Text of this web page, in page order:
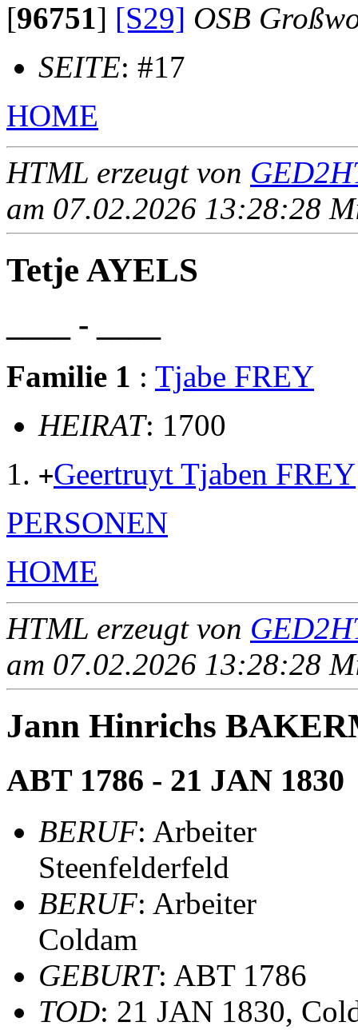
[96751] [S29] OSB
SEITE: #17
HOME
HTML erzeugt von
am 07.02.2026 13:28:28
Tetje AYELS
____ - ____
Familie 1 : Tjabe FREY
HEIRAT: 1700
+Geertruyt Tjaben FREY
PERSONEN
HOME
HTML erzeugt von
am 07.02.2026 13:28:28
Jann Hinrichs
ABT 1786 - 21 JAN 1830
BERUF: Arbeiter
Steenfelderfeld
BERUF: Arbeiter
Coldam
GEBURT: ABT 1786
TOD: 21 JAN 1830,